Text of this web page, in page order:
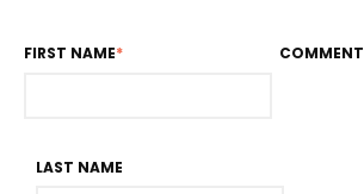
FIRST NAME*
LAST NAME
COMMENT